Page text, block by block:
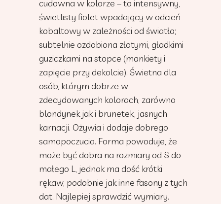
cudowna w kolorze – to intensywny,
świetlisty fiolet wpadający w odcień
kobaltowy w zależności od światła;
subtelnie ozdobiona złotymi, gładkimi
guziczkami na stopce (mankiety i
zapięcie przy dekolcie). Świetna dla
osób, którym dobrze w
zdecydowanych kolorach, zarówno
blondynek jak i brunetek, jasnych
karnacji. Ożywia i dodaje dobrego
samopoczucia. Forma powoduje, że
może być dobra na rozmiary od S do
małego L, jednak ma dość krótki
rękaw, podobnie jak inne fasony z tych
dat. Najlepiej sprawdzić wymiary.